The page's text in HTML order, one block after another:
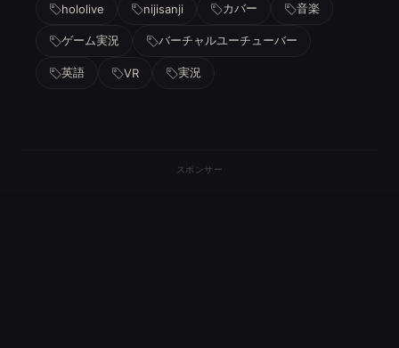
hololive nijisanji カバー 音楽
ゲーム実況 バーチャルユーチューバー
英語 VR 実況
スポンサー